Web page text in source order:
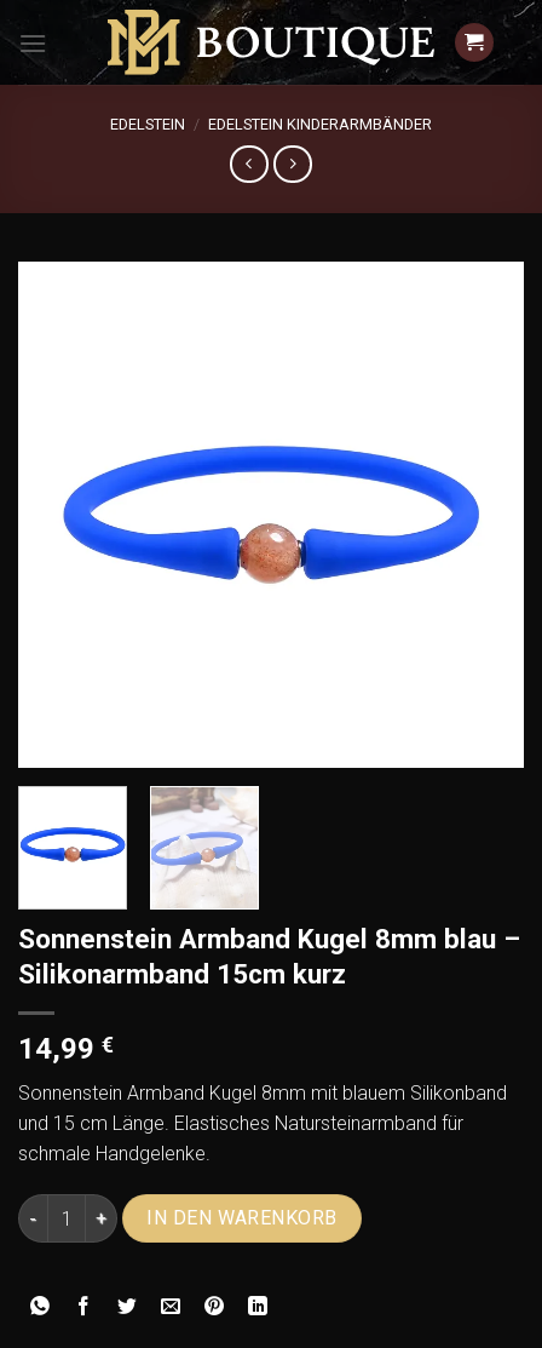
Inhalt
springen
EDELSTEIN / EDELSTEIN KINDERARMBÄNDER
Sonnenstein Armband Kugel 8mm blau –
Silikonarmband 15cm kurz
14,99 €
Sonnenstein Armband Kugel 8mm mit blauem Silikonband
und 15 cm Länge. Elastisches Natursteinarmband für
schmale Handgelenke.
Sonnenstein Armband Kugel 8mm blau – Silikonarmband
IN DEN WARENKORB